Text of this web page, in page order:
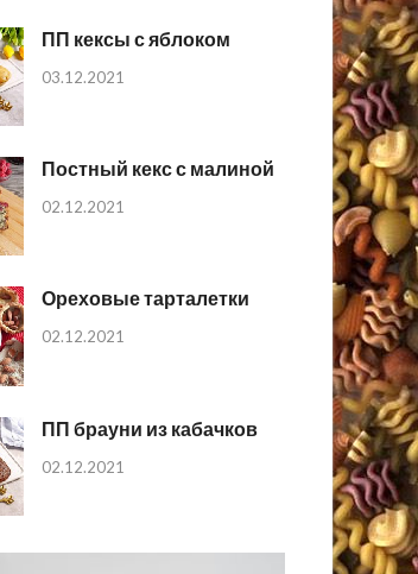
ПП кексы с яблоком
03.12.2021
Постный кекс с малиной
02.12.2021
Ореховые тарталетки
02.12.2021
ПП брауни из кабачков
02.12.2021